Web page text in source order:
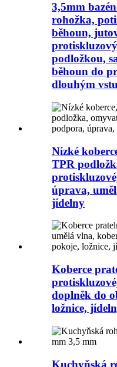
3,5mm
rohožka,
běhoun,
podložkou,
běhoun do
dlouhým
Nízké
TPR
úprava,
jídelny
Koberce
doplněk do
ložnice,
Kuchyňská